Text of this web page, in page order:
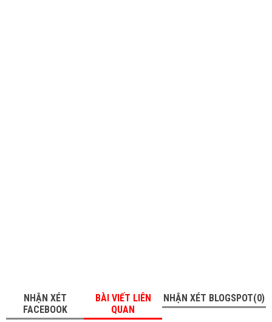
NHẬN XÉT
FACEBOOK
BÀI VIẾT LIÊN
QUAN
NHẬN XÉT BLOGSPOT(0)